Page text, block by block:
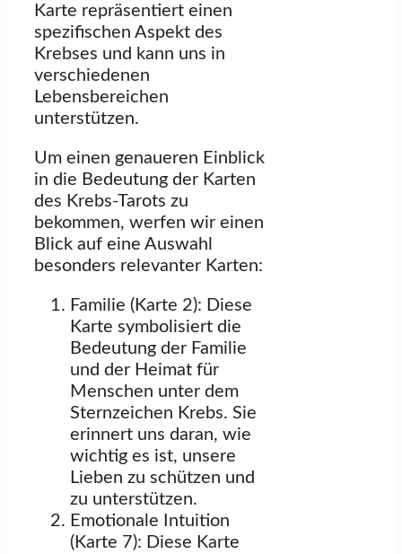
Karte repräsentiert einen
spezifischen Aspekt des
Krebses und kann uns in
verschiedenen
Lebensbereichen
unterstützen.
Um einen genaueren Einblick
in die Bedeutung der Karten
des Krebs-Tarots zu
bekommen, werfen wir einen
Blick auf eine Auswahl
besonders relevanter Karten:
Familie (Karte 2): Diese
Karte symbolisiert die
Bedeutung der Familie
und der Heimat für
Menschen unter dem
Sternzeichen Krebs. Sie
erinnert uns daran, wie
wichtig es ist, unsere
Lieben zu schützen und
zu unterstützen.
Emotionale Intuition
(Karte 7): Diese Karte